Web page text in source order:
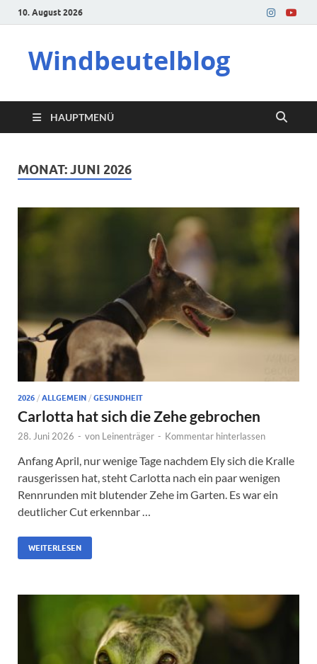
10. August 2026
Windbeutelblog
HAUPTMENÜ
MONAT:JUNI 2026
2026 / ALLGEMEIN / GESUNDHEIT
Carlotta hat sich die Zehe gebrochen
28. Juni 2026 - von Leinenträger - Kommentar hinterlassen
Anfang April, nur wenige Tage nachdem Ely sich die Kralle
rausgerissen hat, steht Carlotta nach ein paar wenigen
Rennrunden mit blutender Zehe im Garten. Es war ein
deutlicher Cut erkennbar …
WEITERLESEN